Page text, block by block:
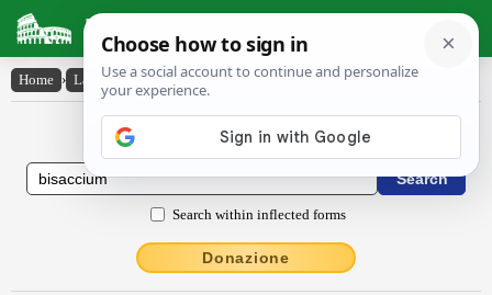
Latin Dictionary
Home › Latin-English › bĭsaccĭum
Latin to English Dictionary
Search within inflected forms
Donazione